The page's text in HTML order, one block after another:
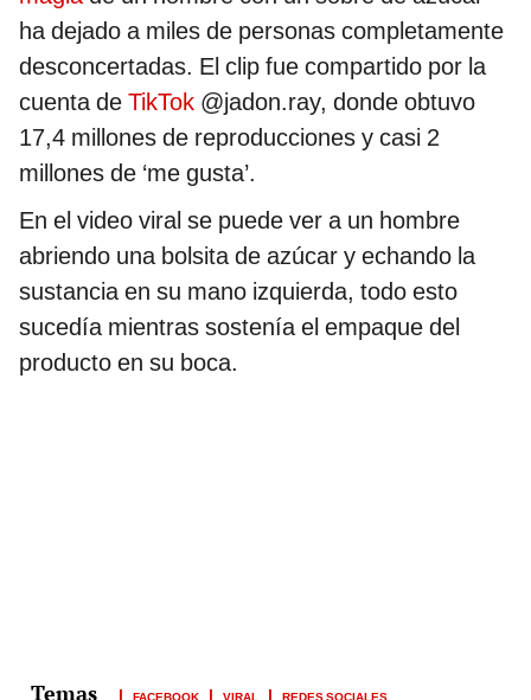
ha dejado a miles de personas completamente
desconcertadas. El clip fue compartido por la
cuenta de TikTok @jadon.ray, donde obtuvo
17,4 millones de reproducciones y casi 2
millones de ‘me gusta’.
En el video viral se puede ver a un hombre
abriendo una bolsita de azúcar y echando la
sustancia en su mano izquierda, todo esto
sucedía mientras sostenía el empaque del
producto en su boca.
FACEBOOK VIRAL REDES SOCIALES